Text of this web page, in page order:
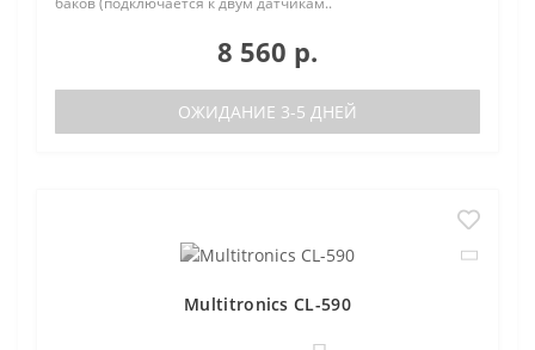
8 560 р.
ОЖИДАНИЕ 3-5 ДНЕЙ
Multitronics CL-590